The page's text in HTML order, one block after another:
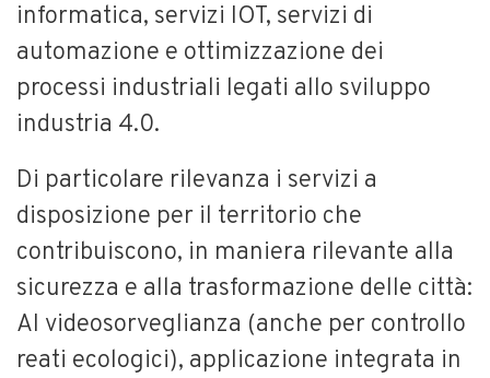
informatica, servizi IOT, servizi di
automazione e ottimizzazione dei
processi industriali legati allo sviluppo
industria 4.0.
Di particolare rilevanza i servizi a
disposizione per il territorio che
contribuiscono, in maniera rilevante alla
sicurezza e alla trasformazione delle città:
AI videosorveglianza (anche per controllo
reati ecologici), applicazione integrata in